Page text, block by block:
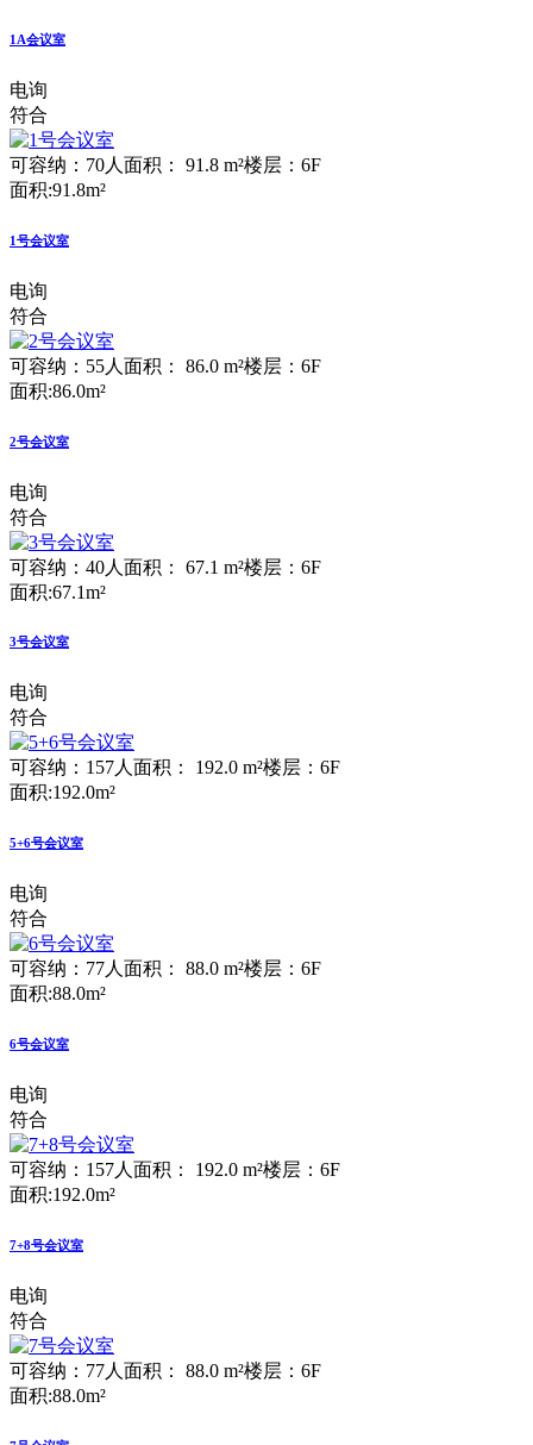
1A会议室
电询
符合
可容纳：70人 面积： 91.8 m²楼层：6F
面积:91.8m²
1号会议室
电询
符合
可容纳：55人 面积： 86.0 m²楼层：6F
面积:86.0m²
2号会议室
电询
符合
可容纳：40人 面积： 67.1 m²楼层：6F
面积:67.1m²
3号会议室
电询
符合
可容纳：157人面积： 192.0 m²楼层：6F
面积:192.0m²
5+6号会议室
电询
符合
可容纳：77人 面积： 88.0 m²楼层：6F
面积:88.0m²
6号会议室
电询
符合
可容纳：157人 面积： 192.0 m²楼层：6F
面积:192.0m²
7+8号会议室
电询
符合
可容纳：77人 面积： 88.0 m²楼层：6F
面积:88.0m²